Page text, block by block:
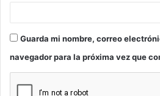
Guarda mi nombre, correo
navegador para la próxima vez que